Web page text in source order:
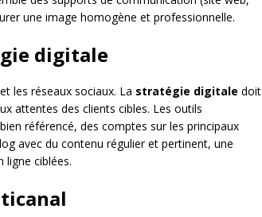
une image homogène et professionnelle.
digitale
les réseaux sociaux. La stratégie digitale doit
attentes des clients cibles. Les outils
référencé, des comptes sur les principaux
avec du contenu régulier et pertinent, une
ligne ciblées.